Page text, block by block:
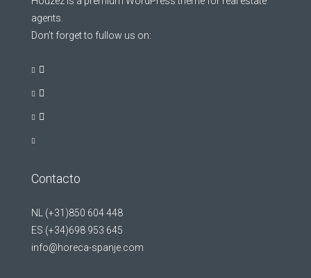
agents.
Don’t forget to fullow us on:
Contacto
NL (+31)850 604 448
ES (+34)698 953 645
info@horeca-spanje.com